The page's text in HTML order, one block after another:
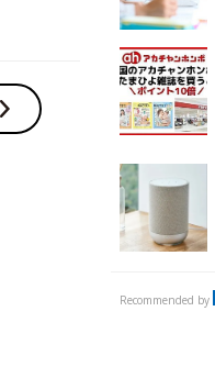
Recommended by